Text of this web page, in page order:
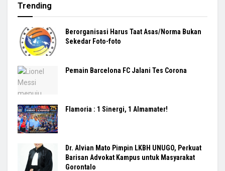
Trending
Berorganisasi Harus Taat Asas/Norma Bukan
Sekedar Foto-foto
Pemain Barcelona FC Jalani Tes Corona
Flamoria : 1 Sinergi, 1 Almamater!
Dr. Alvian Mato Pimpin LKBH UNUGO, Perkuat
Barisan Advokat Kampus untuk Masyarakat
Gorontalo